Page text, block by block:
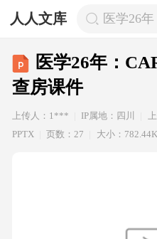
人人文库 医学26
医学26年：
查房课件
上传人：1*** IP属地：四川
PPTX
页数：27 大小：